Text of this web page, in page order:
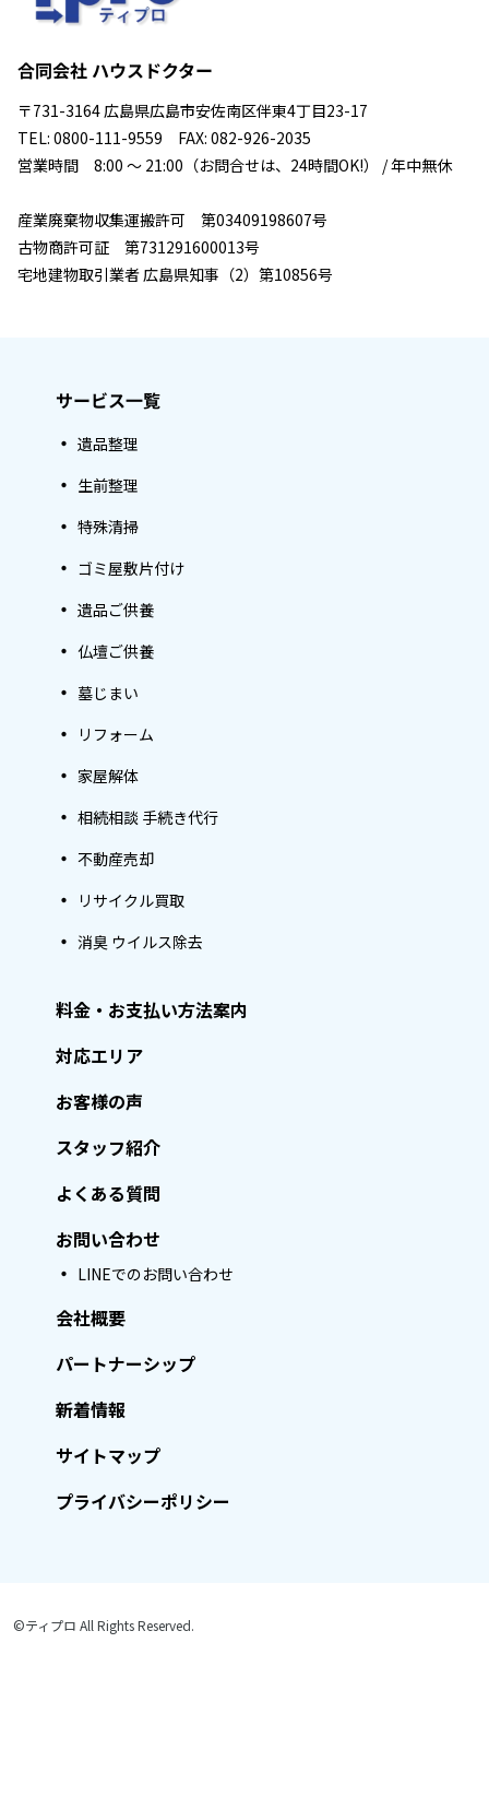
合同会社 ハウスドクター
〒731-3164 広島県広島市安佐南区伴東4丁目23-17
TEL: 0800-111-9559 FAX: 082-926-2035
営業時間 8:00 ～ 21:00（お問合せは、24時間OK!） / 年中無休
産業廃棄物収集運搬許可 第03409198607号
古物商許可証 第731291600013号
宅地建物取引業者 広島県知事（2）第10856号
サービス一覧
遺品整理
生前整理
特殊清掃
ゴミ屋敷片付け
遺品ご供養
仏壇ご供養
墓じまい
リフォーム
家屋解体
相続相談 手続き代行
不動産売却
リサイクル買取
消臭 ウイルス除去
料金・お支払い方法案内
対応エリア
お客様の声
スタッフ紹介
よくある質問
お問い合わせ
LINEでのお問い合わせ
会社概要
パートナーシップ
新着情報
サイトマップ
プライバシーポリシー
©ティプロ All Rights Reserved.